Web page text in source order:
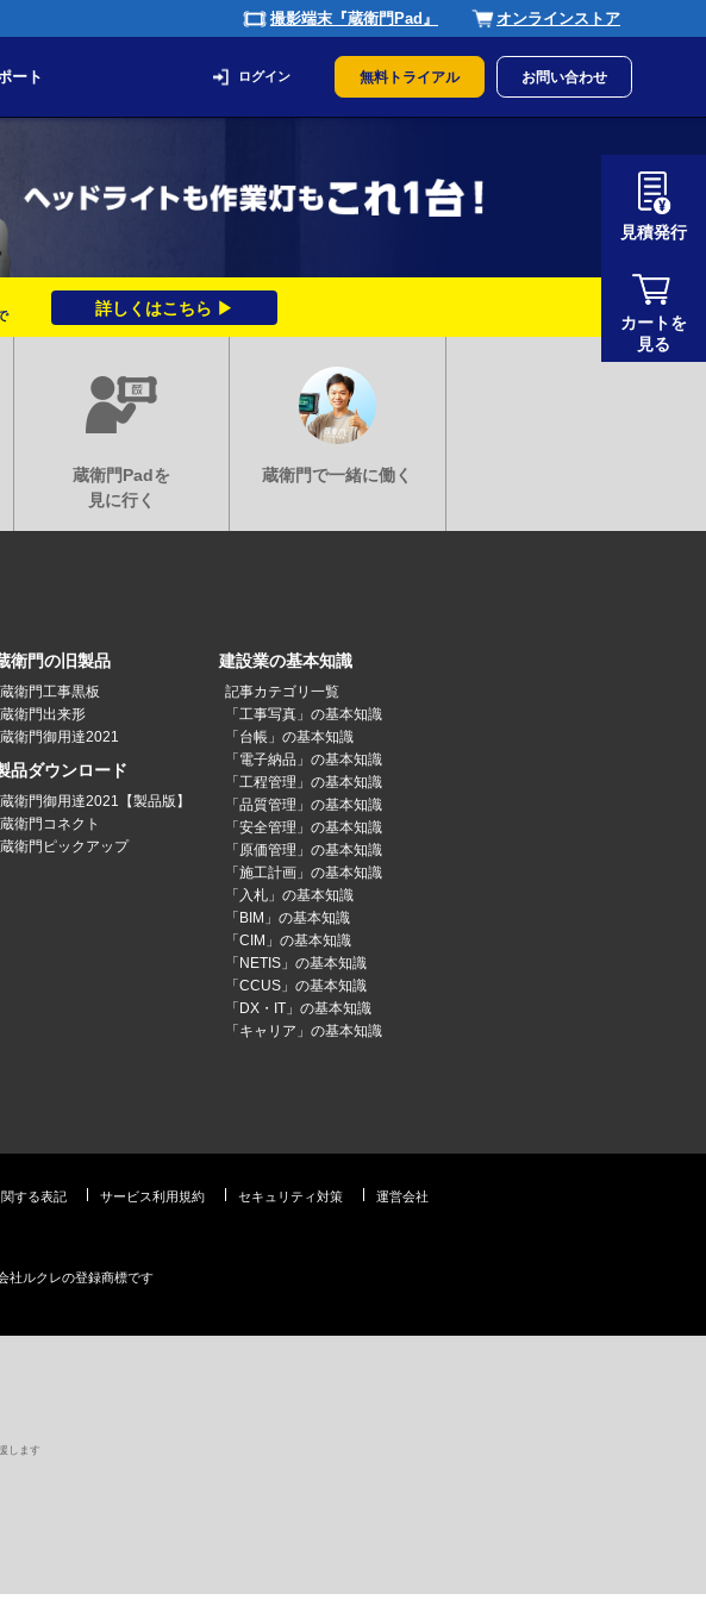
撮影端末『蔵衛門Pad』 オンラインストア
ート ログイン 無料トライアル お問い合わせ
詳しくはこちら ▶
蔵衛門Padを
見に行く
見積発行
カートを
見る
衛門の旧製品
蔵衛門工事黒板
蔵衛門出来形
蔵衛門御用達2021
品ダウンロード
蔵衛門御用達2021【製品版】
蔵衛門コネクト
蔵衛門ピックアップ
建設業の基本知識
記事カテゴリ一覧
「工事写真」の基本知識
「台帳」の基本知識
「電子納品」の基本知識
「工程管理」の基本知識
「品質管理」の基本知識
「安全管理」の基本知識
「原価管理」の基本知識
「施工計画」の基本知識
「入札」の基本知識
「BIM」の基本知識
「CIM」の基本知識
「NETIS」の基本知識
「CCUS」の基本知識
「DX・IT」の基本知識
「キャリア」の基本知識
する表記 サービス利用規約 セキュリティ対策 運営会社
社ルクレの登録商標です
します